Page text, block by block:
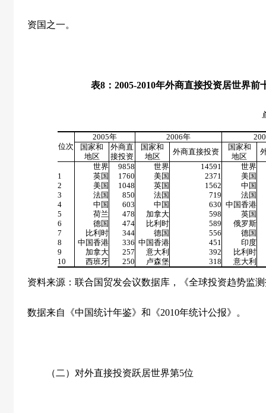
资国之一。
表8： 2005-2010年外商直接投资居世界前
单位：亿
位次
2005年 2006年
国家和
地区
外商直
接投资
国家和
地区
外商直接投资
国家和
地区
世界
9858 世界 14591
世界
1
英国 1760 美国 2371
美国
2
美国 1048 英国 1562
中国
3
法国 850 法国 719
法国
4
中国 603 中国 630 中国香港
5
荷兰 478 加拿大 598
英国
6
德国 474 比利时 589
俄罗斯
7
比利时 344 德国 556
德国
8
中国香港 336 中国香港 451
印度
9
加拿大 257 意大利 392
比利时
10
西班牙 250 卢森堡 318 意大利
资料来源：联合国贸发会议数据库，《全球投资趋势监
数据来自《中国统计年鉴》和《2010年统计公报》。
（二）对外直接投资跃居世界第5位